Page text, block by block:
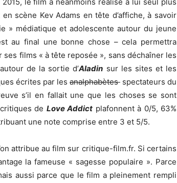
scène Kev Adams en tête d’affiche, à savoir
» médiatique et adolescente autour du jeune
au final une bonne chose – cela permettra
films « à tête reposée », sans déchaîner les
de la sortie d’Aladin sur les sites et les
écrites par les analphabètes spectateurs du
s’il en fallait une que les choses se sont
de Love Addict plafonnent à 0/5, 63%
une note comprise entre 3 et 5/5.
attribue au film sur critique-film.fr. Si certains
la fameuse « sagesse populaire ». Parce
aussi parce que le film a pleinement rempli